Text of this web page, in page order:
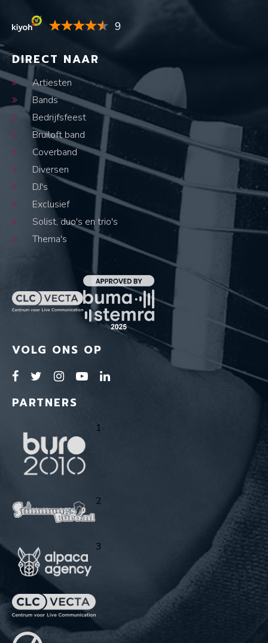
9
DIRECT NAAR
Artiesten
Bands
Bedrijfsfeest
Bruiloft band
Coverband
Diversen
DJ's
Exclusief
Solist, duo's en trio's
Thema's
VOLG ONS OP
PARTNERS
1
2
3